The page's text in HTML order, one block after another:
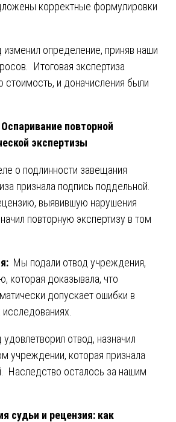
корректные формулировки
изменил определение, приняв наши
Итоговая экспертиза
стоимость, и доначисления были
Оспаривание повторной
экспертизы
о подлинности завещания
признала подпись поддельной.
выявившую нарушения
повторную экспертизу в том
Мы подали отвод учреждения,
которая доказывала, что
допускает ошибки в
удовлетворил отвод, назначил
учреждении, которая признала
Наследство осталось за нашим
судьи и рецензия: как